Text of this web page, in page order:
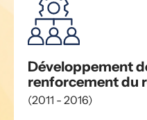
Développement
renforcement du
(2011 - 2016)